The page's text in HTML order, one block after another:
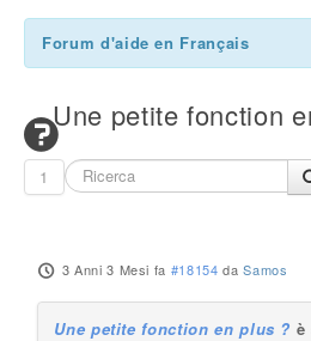
Forum d'aide en Français
Une petite fonction
1
3 Anni 3 Mesi fa #18154 daSamos
Une petite fonction en plus ? è